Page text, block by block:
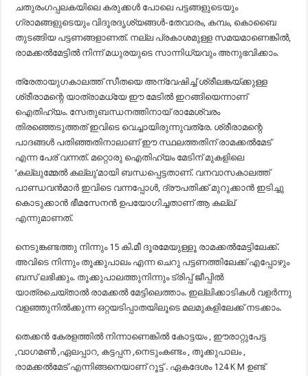
ചതുരംഗപ്പലകയിലെ കരുക്കള്‍ പോലെ പട്ടങ്ങളുടെയും
ഗ്രാമങ്ങളുടെയും വിദൂരദൃശ്യങ്ങള്‍-തേവാരം, കമ്പം, കൊബൈ
തുടങ്ങിയ പട്ടണങ്ങളാണത്. നല്ല പ്രകാശമുള്ള സമയമാണെങ്കില്‍,
രാമക്കല്‍മേട്ടില്‍ നിന്ന് മധുരയുടെ സാന്നിധ്യവും അനുഭവിക്കാം.
ത്രേതായുഗകാലത്ത് സീതയെ അന്വേഷിച്ച് ശ്രീലങ്കയ്ക്കുള്ള
ശ്രീരാമന്റെ യാത്രാമധ്യേ ഈ മേടിൽ ഇറങ്ങിയെന്നാണ്
ഐതിഹ്യം. സേതുബന്ധനത്തിനായ് രാമേശ്വരം
തിരഞ്ഞെടുത്തത് ഇവിടെ വെച്ചായിരുന്നുവത്രേ. ശ്രീരാമന്റെ
പാദങ്ങൾ പതിഞ്ഞതിനാലാണ് ഈ സ്ഥലത്തതിന് രാമക്കൽമേട്
എന്ന പേര് വന്നത്. മറ്റൊരു ഐതിഹ്യം മേടിന് മുകളിലെ
‘കല്ലുമ്മേൽ കല്ലു’മായി ബന്ധപ്പെട്ടതാണ്. വനവാസകാലത്ത്
പാണ്ഡവൻമാർ ഇവിടെ വന്നപ്പോൾ, ദ്രൗപതിക്ക് മുറുക്കാൻ ഇടിച്ചു
കൊടുക്കാൻ ഭീമസേനൻ ഉപയോഗിച്ചതാണ് ആ കല്ല്
എന്നുമാണത്.
നെടുങ്കണ്ടത്തു നിന്നും 15 കി.മീ ദൂരമേയുള്ളൂ രാമക്കല്‍മേട്ടിലേക്ക്.
അവിടെ നിന്നും തൂക്കുപാലം എന്ന ചെറു പട്ടണത്തിലേക്ക് എപ്പോഴും
ബസ് ലഭിക്കും. തൂക്കുപാലത്തുനിന്നും ട്രിപ്പ് ജീപ്പില്‍
യാത്രചെയ്താല്‍ രാമക്കല്‍ മേട്ടിലെത്താം. ഇല്ലിക്കാടികള്‍ വളര്‍ന്നു
വളഞ്ഞുനില്‍ക്കുന്ന ഒറ്റയടിപ്പാതയിലൂടെ മലമുകളിലേക്ക് നടക്കാം.
തെക്കൻ കേരളത്തിൽ നിന്നാണെങ്കിൽ കോട്ടയം , ഈരാറ്റുപേട്ട
,വാഗമണ്‍ ,ഏലപ്പാറ, കട്ടപ്പന ,നെടുംകണ്ടം , തൂക്കുപാലം ,
രാമക്കൽമേട്‌ എന്നിങ്ങനെയാണ് റൂട്ട് . ഏകദേശം 124 K M ഉണ്ട്